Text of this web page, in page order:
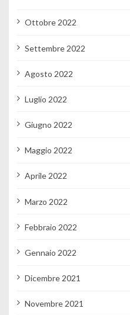
Ottobre 2022
Settembre 2022
Agosto 2022
Luglio 2022
Giugno 2022
Maggio 2022
Aprile 2022
Marzo 2022
Febbraio 2022
Gennaio 2022
Dicembre 2021
Novembre 2021